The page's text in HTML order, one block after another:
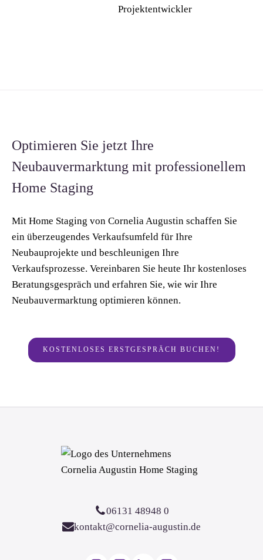
Projektentwickler
Optimieren Sie jetzt Ihre
Neubauvermarktung mit professionellem
Home Staging
Mit Home Staging von Cornelia Augustin schaffen Sie
ein überzeugendes Verkaufsumfeld für Ihre
Neubauprojekte und beschleunigen Ihre
Verkaufsprozesse. Vereinbaren Sie heute Ihr kostenloses
Beratungsgespräch und erfahren Sie, wie wir Ihre
Neubauvermarktung optimieren können.
KOSTENLOSES ERSTGESPRÄCH BUCHEN!
06131 48948 0
kontakt@cornelia-augustin.de